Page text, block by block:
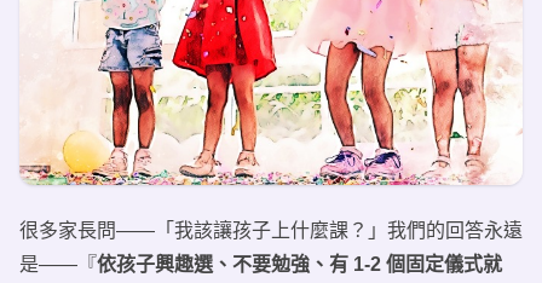
很多家長問——「我該讓孩子上什麼課？」我們的回答永遠
是——『依孩子興趣選、不要勉強、有 1-2 個固定儀式就